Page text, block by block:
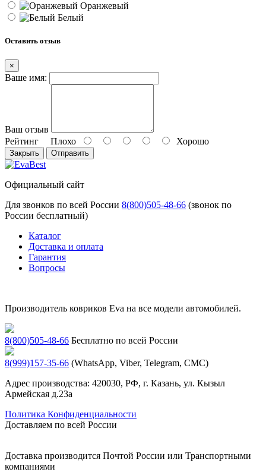
Оранжевый
Белый
Оставить отзыв
×
Ваше имя:
Ваш отзыв
Рейтинг Плохо Хорошо
Закрыть Отправить
Официальный сайт
Для звонков по всей России 8(800)505-48-66 (звонок по
России бесплатный)
Каталог
Доставка и оплата
Гарантия
Вопросы
Производитель ковриков Eva на все модели автомобилей.
8(800)505-48-66 Бесплатно по всей России
8(999)157-35-66 (WhatsApp, Viber, Telegram, СМС)
Адрес производства: 420030, РФ, г. Казань, ул. Кызыл
Армейская д.23а
Политика Конфиденциальности
Доставляем по всей России
Доставка производится Почтой России или Транспортными
компаниями